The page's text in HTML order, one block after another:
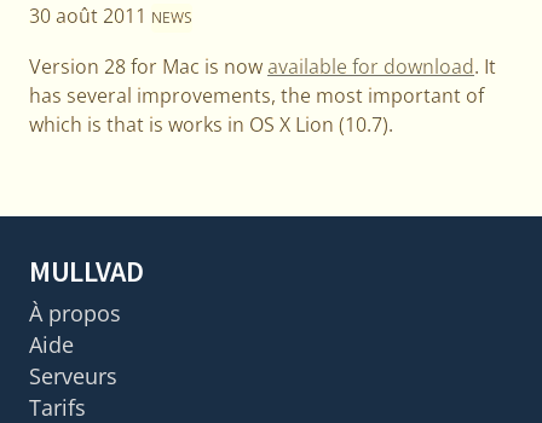
30 août 2011 NEWS
Version 28 for Mac is nowavailable for download. It
has several improvements, the most important of
which is that is works in OS X Lion (10.7).
MULLVAD
À propos
Aide
Serveurs
Tarifs